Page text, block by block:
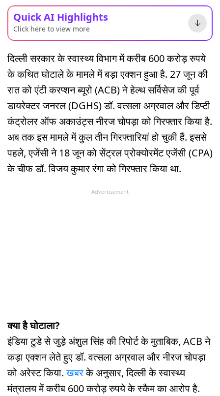
Quick AI Highlights
Click here to view more
दिल्ली सरकार के स्वास्थ्य विभाग में करीब 600 करोड़ रुपये
के कथित घोटाले के मामले में बड़ा एक्शन हुआ है. 27 जून की
रात को एंटी करप्शन ब्यूरो (ACB) ने हेल्थ सर्विसेज की पूर्व
डायरेक्टर जनरल (DGHS) डॉ. वत्सला अग्रवाल और डिप्टी
कंट्रोलर ऑफ अकाउंट्स नीरज चोपड़ा को गिरफ्तार किया है.
अब तक इस मामले में कुल तीन गिरफ्तारियां हो चुकी हैं. इससे
पहले, एजेंसी ने 18 जून को सेंट्रल प्रोक्योरमेंट एजेंसी (CPA)
के चीफ डॉ. विजय कुमार रंगा को गिरफ्तार किया था.
Advertisement
क्या है घोटाला?
इंडिया टुडे से जुड़े अंशुल सिंह की रिपोर्ट के मुताबिक, ACB ने
कड़ा एक्शन लेते हुए डॉ. वत्सला अग्रवाल और नीरज चोपड़ा
को अरेस्ट किया.खबरके अनुसार, दिल्ली के स्वास्थ्य
मंत्रालय में करीब 600 करोड़ रुपये के स्कैम का आरोप है.